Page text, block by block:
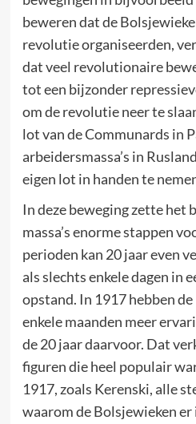
beweren dat de
revolutie organiseerden,
dat veel revolutionaire
tot een bijzonder
om de revolutie neer te
lot van de Communards in
arbeidersmassa’s in
eigen lot in handen te
In deze beweging zette het
massa’s enorme stappen
perioden kan 20 jaar even
als slechts enkele dagen in
opstand. In 1917 hebben de
enkele maanden meer
de 20 jaar daarvoor. Dat
figuren die heel populair
1917, zoals Kerenski, alle
waarom de Bolsjewieken er